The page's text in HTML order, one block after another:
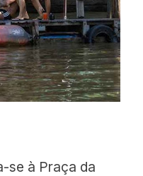
se à Praça da